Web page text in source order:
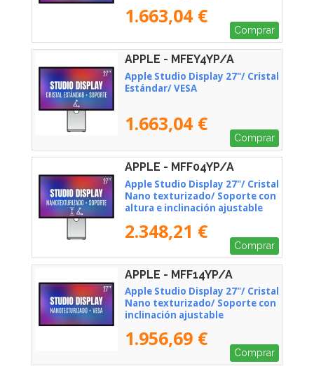
1.663,04 €
Comprar
APPLE - MFEY4YP/A
Apple Studio Display 27"/ Cristal
Estándar/ VESA
1.663,04 €
Comprar
APPLE - MFF04YP/A
Apple Studio Display 27"/ Cristal
Nano texturizado/ Soporte con
altura e inclinación ajustable
2.348,21 €
Comprar
APPLE - MFF14YP/A
Apple Studio Display 27"/ Cristal
Nano texturizado/ Soporte con
inclinación ajustable
1.956,69 €
Comprar